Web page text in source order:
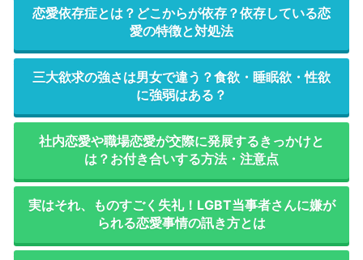
恋愛依存症とは？どこからが依存？依存している恋
愛の特徴と対処法
三大欲求の強さは男女で違う？食欲・睡眠欲・性欲
に強弱はある？
社内恋愛や職場恋愛が交際に発展するきっかけと
は？お付き合いする方法・注意点
実はそれ、ものすごく失礼！LGBT当事者さんに嫌が
られる恋愛事情の訊き方とは